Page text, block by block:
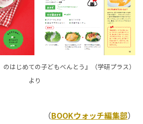
はじめての子どもべんとう』（学研プラス）
より
（BOOKウォッチ編集部）